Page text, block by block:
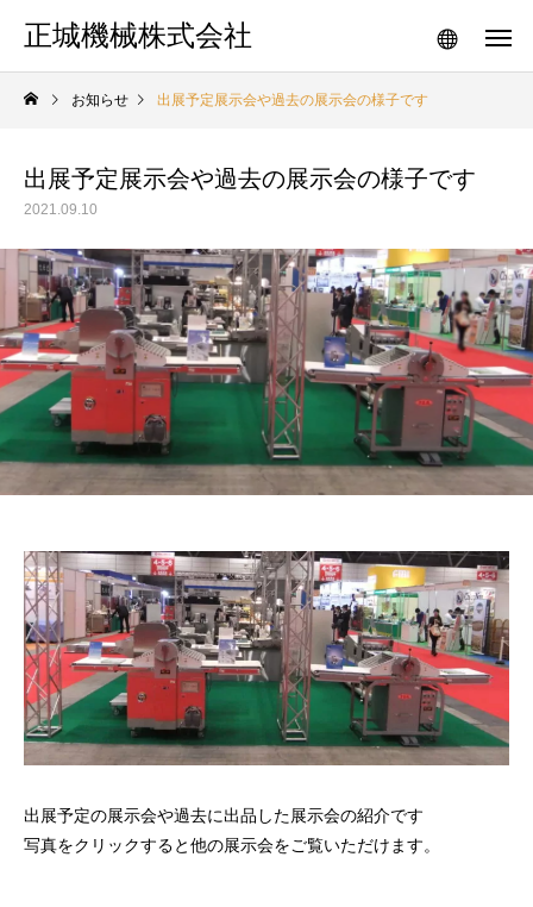
正城機械株式会社
お知らせ 出展予定展示会や過去の展示会の様子です
出展予定展示会や過去の展示会の様子です
2021.09.10
出展予定の展示会や過去に出品した展示会の紹介です
写真をクリックすると他の展示会をご覧いただけます。